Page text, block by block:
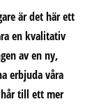
är det här ett
en kvalitativ
av en ny,
erbjuda våra
till ett mer